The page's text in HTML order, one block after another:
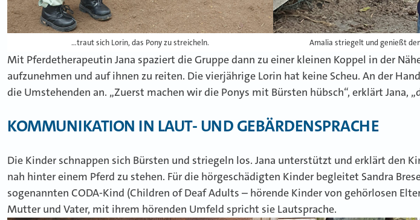
…traut sich Lorin, das Pony zu streicheln. Amalia striegelt und genießt
Mit Pferdetherapeutin Jana spaziert die Gruppe dann zu einer kleinen Koppel in der
aufzunehmen und auf ihnen zu reiten. Die vierjährige Lorin hat keine Scheu. An der
die Umstehenden an. „Zuerst machen wir die Ponys mit Bürsten hübsch“, erklärt Jana,
KOMMUNIKATION IN LAUT- UND GEBÄRDENSPRACHE
Die Kinder schnappen sich Bürsten und striegeln los. Jana unterstützt und erklärt den
nah hinter einem Pferd zu stehen. Für die hörgeschädigten Kinder begleitet Sandra
sogenannten CODA-Kind (Children of Deaf Adults – hörende Kinder von gehörlosen
Mutter und Vater, mit ihrem hörenden Umfeld spricht sie Lautsprache.